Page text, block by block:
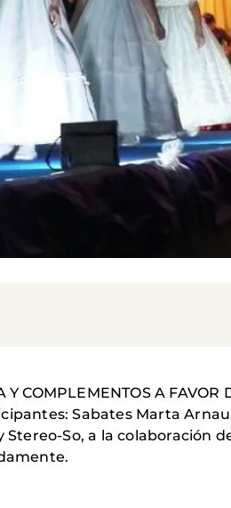
A FAVOR
Sabates Marta
So, a la colaboración